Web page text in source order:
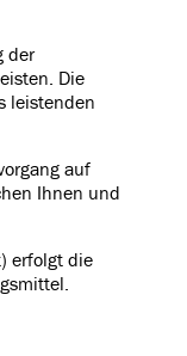
der
Die
leistenden
auf
Ihnen und
erfolgt die